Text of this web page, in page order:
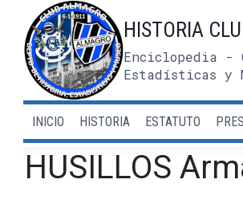
contenido
HISTORIA
Enciclopedia -
Estadísticas y
INICIO HISTORIA ESTATUTO
HUSILLOS